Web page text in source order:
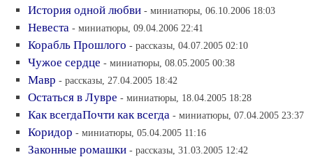
История одной любви - миниатюры, 06.10.2006 18:03
Невеста - миниатюры, 09.04.2006 22:41
Корабль Прошлого - рассказы, 04.07.2005 02:10
Чужое сердце - миниатюры, 08.05.2005 00:38
Мавр - рассказы, 27.04.2005 18:42
Остаться в Лувре - миниатюры, 18.04.2005 18:28
Как всегдаПочти как всегда - миниатюры, 07.04.2005 23:37
Коридор - миниатюры, 05.04.2005 11:16
Законные ромашки - рассказы, 31.03.2005 12:42